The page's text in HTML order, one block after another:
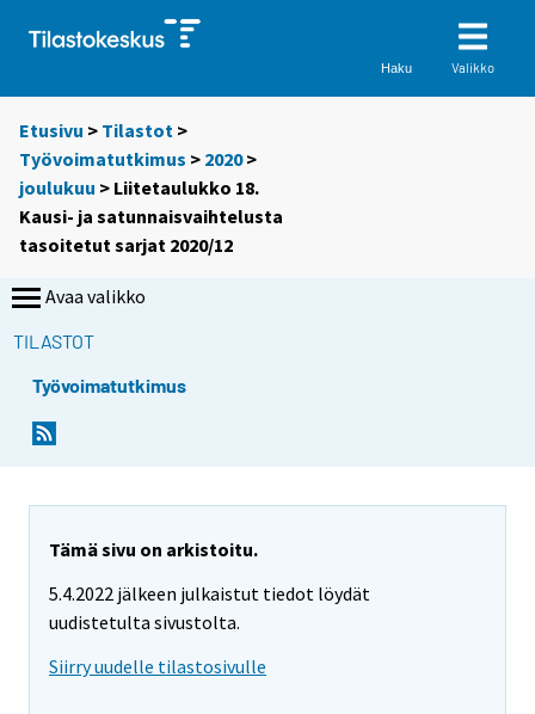
Haku Valikko
Etusivu > Tilastot >
Työvoimatutkimus > 2020>
joulukuu > Liitetaulukko 18.
Kausi- ja satunnaisvaihtelusta
tasoitetut sarjat 2020/12
Avaa valikko
TILASTOT
Työvoimatutkimus
Tämä sivu on arkistoitu.
5.4.2022 jälkeen julkaistut tiedot löydät
uudistetulta sivustolta.
Siirry uudelle tilastosivulle